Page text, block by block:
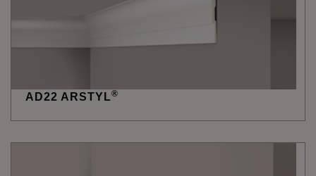
AD22 ARSTYL®